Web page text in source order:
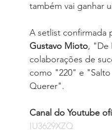
também vai ganhar
A setlist confirmada
Gustavo Mioto, "De
colaborações de
como "220" e
Querer".
Canal do Youtube
IU3629XZQ